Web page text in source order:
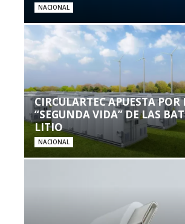
NACIONAL
CIRCULARTEC APUESTA POR
“SEGUNDA VIDA” DE LAS
LITIO
NACIONAL